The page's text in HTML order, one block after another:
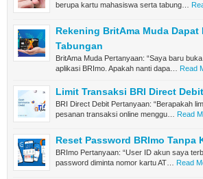
berupa kartu mahasiswa serta tabung…
Rekening BritAma Muda Dapat
Tabungan
BritAma Muda Pertanyaan: “Saya baru
aplikasi BRImo. Apakah nanti dapa…
Read
Limit Transaksi BRI Direct
BRI Direct Debit Pertanyaan: “Berapakah
pesanan transaksi online menggu…
Read
Reset Password BRImo Tanpa
BRImo Pertanyaan: “User ID akun saya
password diminta nomor kartu AT…
Read